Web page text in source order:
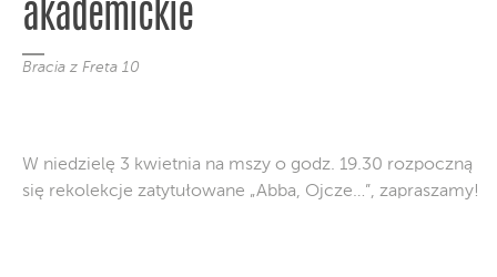
akademickie
Bracia z Freta 10
W niedzielę 3 kwietnia na mszy o godz. 19.30 rozpoczną
się rekolekcje zatytułowane „Abba, Ojcze…”, zapraszamy!